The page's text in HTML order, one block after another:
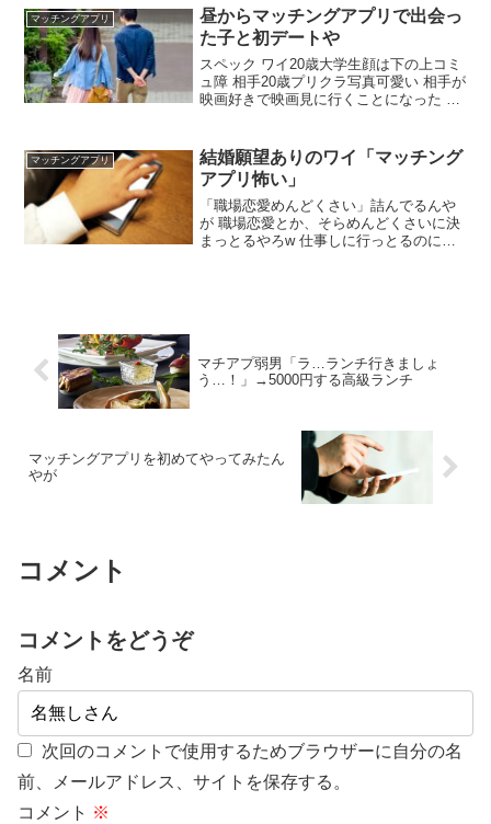
代狙ってしまう。その域に達してない 20
代全くマッチングせんから30代に切り替
えた イッチは婚活？ とりあえず彼女欲し
い
マッチングアプリ
昼からマッチングアプリで出会っ
た子と初デートや
スペック ワイ20歳大学生顔は下の上コミ
ュ障 相手20歳プリクラ写真可愛い 相手が
映画好きで映画見に行くことになった 仕
って言ってくれてるんや アプリで出会っ
た方が後腐れないから正解ではある 初日
にホテル行くのが正解
マッチングアプリ
結婚願望ありのワイ「マッチング
アプリ怖い」
「職場恋愛めんどくさい」詰んでるんや
が 職場恋愛とか、そらめんどくさいに決
まっとるやろw 仕事しに行っとるのに恋
マチアプ弱男「ラ…ランチ行きましょ
う…！」→5000円する高級ランチ
マッチングアプリを初めてやってみたん
やが
コメント
コメントをどうぞ
名前
次回のコメントで使用するためブラウザーに自分の名
前、メールアドレス、サイトを保存する。
コメント ※